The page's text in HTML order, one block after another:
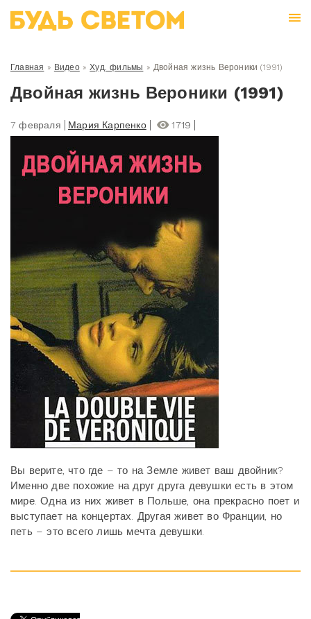
Главная » Видео» Худ. фильмы » Двойная жизнь Вероники (1991)
Двойная жизнь Вероники (1991)
7 февраля Мария Карпенко 1719
Вы верите, что где – то на Земле живет ваш двойник?
Именно две похожие на друг друга девушки есть в этом
мире. Одна из них живет в Польше, она прекрасно поет и
выступает на концертах. Другая живет во Франции, но
петь – это всего лишь мечта девушки.